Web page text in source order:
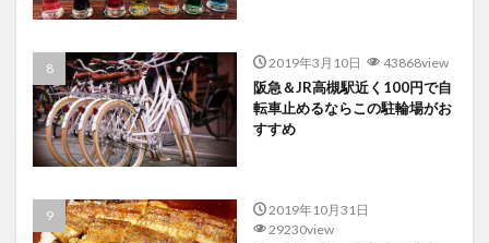
2019年3月10日 43868view
阪急＆JR高槻駅近く100円で自
転車止めるならこの駐輪場がお
すすめ
2019年10月31日
29230view